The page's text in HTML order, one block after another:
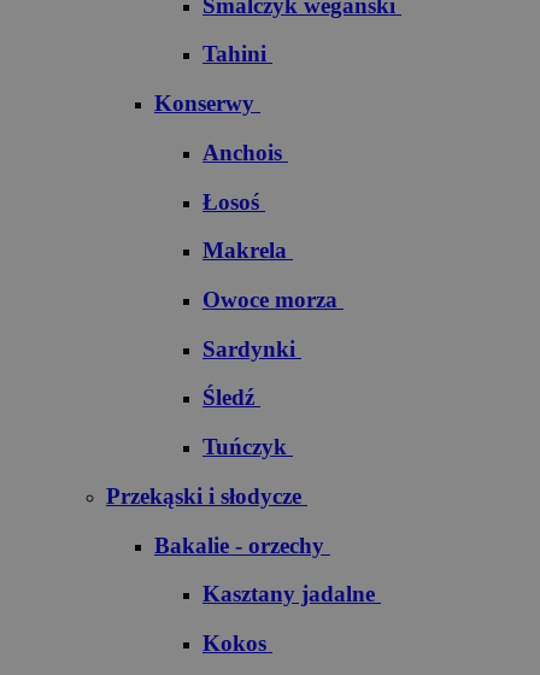
Tahini
Konserwy
Anchois
Łosoś
Makrela
Owoce morza
Sardynki
Śledź
Tuńczyk
Przekąski i słodycze
Bakalie - orzechy
Kasztany jadalne
Kokos